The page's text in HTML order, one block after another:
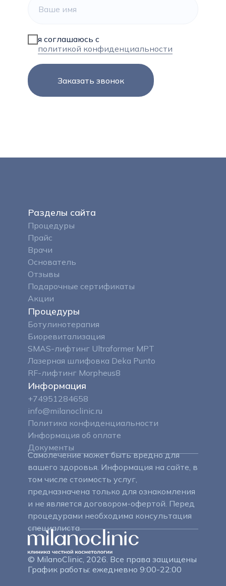
я соглашаюсь с
политикой конфиденциальности
Заказать звонок
Разделы сайта
Процедуры
Прайс
Врачи
Основатель
Отзывы
Подарочные сертификаты
Акции
Процедуры
Ботулинотерапия
Биоревитализация
SMAS-лифтинг Ultraformer MPT
Лазерная шлифовка Deka Punto
RF-лифтинг Morpheus8
Информация
+74951284658
info@milanoclinic .ru
Политика конфиденциальности
Информация об оплате
Документы
Самолечение может быть вредно для
вашего здоровья. Информация на сайте, в
том числе стоимость услуг,
предназначена только для ознакомления
и не является договором-офертой. Перед
процедурами необходима консультация
специалиста.
© MilanoClinic, 2026. Все права защищены
График работы: ежедневно 9:00-22:00